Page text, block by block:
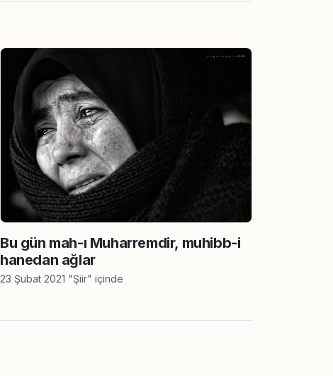
Bu gün mah-ı Muharremdir, muhibb-i
hanedan ağlar
23 Şubat 2021 "Şiir" içinde